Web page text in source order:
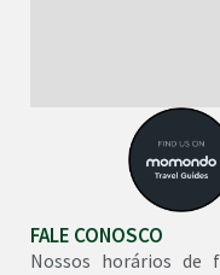
FALE CONOSCO
Nossos horários de